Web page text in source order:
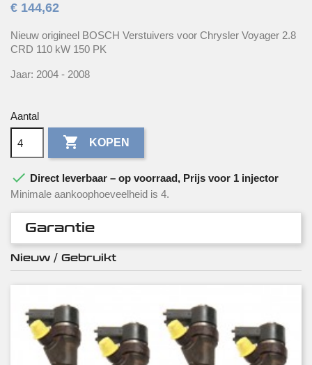
€ 144,62
Nieuw origineel BOSCH Verstuivers voor Chrysler Voyager 2.8
CRD 110 kW 150 PK
Jaar: 2004 - 2008
Aantal
 KOPEN
 Direct leverbaar – op voorraad, Prijs voor 1 injector
Minimale aankoophoeveelheid is 4.
Garantie
Nieuw / Gebruikt